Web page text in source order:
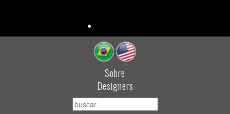
Sobre
Designers